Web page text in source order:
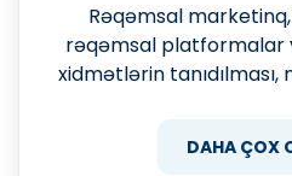
Rəqəmsal
rəqəmsal platformalar
xidmətlərin
Müasir dövrdə
DAHA ÇOX